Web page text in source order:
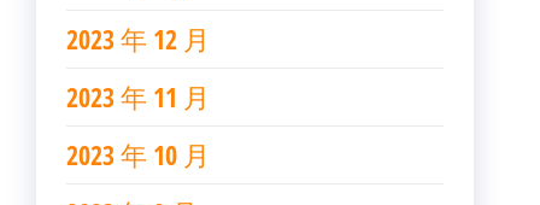
2023 年 12 月
2023 年 11 月
2023 年 10 月